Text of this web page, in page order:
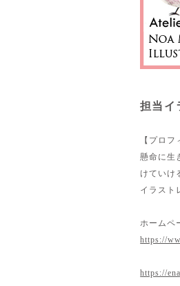
担当
【プロフ
懸命に生
けていけ
イラスト
ホームペ
https://
https://